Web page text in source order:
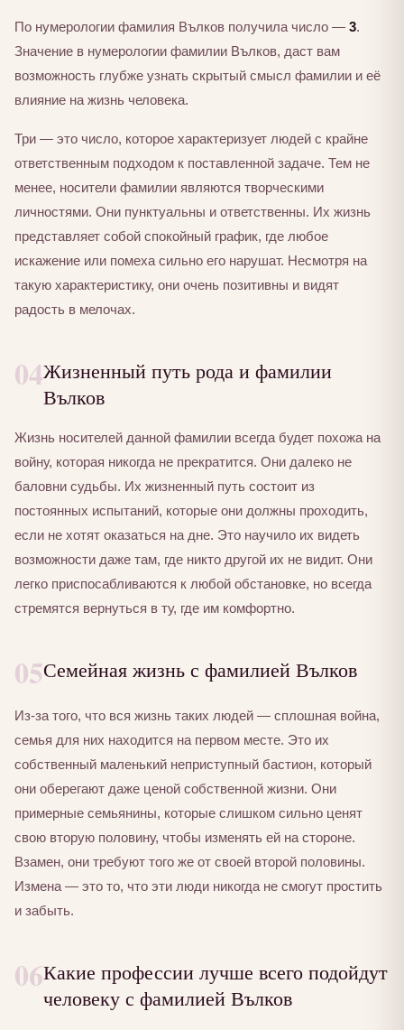
По нумерологии фамилия Вълков получила число — 3.
Значение в нумерологии фамилии Вълков, даст вам
возможность глубже узнать скрытый смысл фамилии и её
влияние на жизнь человека.
Три — это число, которое характеризует людей с крайне
ответственным подходом к поставленной задаче. Тем не
менее, носители фамилии являются творческими
личностями. Они пунктуальны и ответственны. Их жизнь
представляет собой спокойный график, где любое
искажение или помеха сильно его нарушат. Несмотря на
такую характеристику, они очень позитивны и видят
радость в мелочах.
04Жизненный путь рода и фамилии
Вълков
Жизнь носителей данной фамилии всегда будет похожа на
войну, которая никогда не прекратится. Они далеко не
баловни судьбы. Их жизненный путь состоит из
постоянных испытаний, которые они должны проходить,
если не хотят оказаться на дне. Это научило их видеть
возможности даже там, где никто другой их не видит. Они
легко приспосабливаются к любой обстановке, но всегда
стремятся вернуться в ту, где им комфортно.
05Семейная жизнь с фамилией Вълков
Из-за того, что вся жизнь таких людей — сплошная война,
семья для них находится на первом месте. Это их
собственный маленький неприступный бастион, который
они оберегают даже ценой собственной жизни. Они
примерные семьянины, которые слишком сильно ценят
свою вторую половину, чтобы изменять ей на стороне.
Взамен, они требуют того же от своей второй половины.
Измена — это то, что эти люди никогда не смогут простить
и забыть.
06Какие профессии лучше всего подойдут
человеку с фамилией Вълков